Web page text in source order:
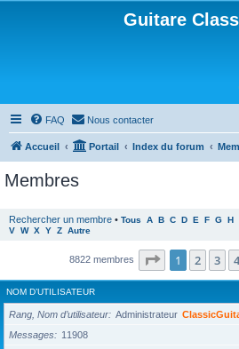
Guitare
FAQ Nous contacter
Accueil Portail Index du forum
Membres
Rechercher un membre • Tous A B C D E F G H
V W X Y Z Autre
8822 membres Page 1sur177
1 2 3 4
NOM D’UTILISATEUR
Rang, Nom d’utilisateur Administrateur
Messages
11908